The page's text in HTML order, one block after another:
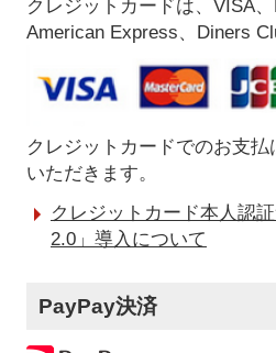
クレジットカードは、VISA、
American Express、Diners
クレジットカードでのお支
いただきます。
クレジットカード本人認
2.0」導入について
PayPay決済